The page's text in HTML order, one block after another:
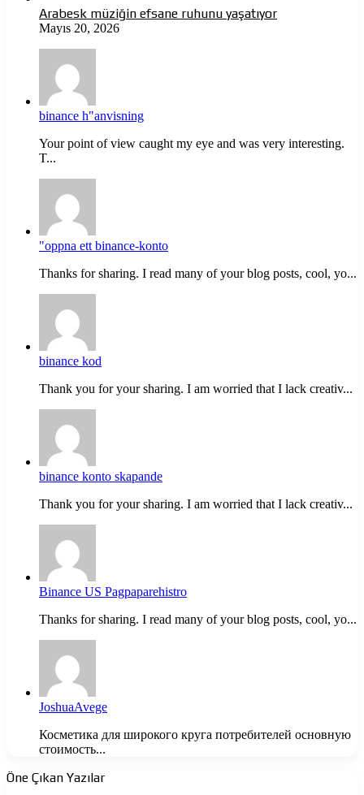
Arabesk müziğin efsane ruhunu yaşatıyor
Mayıs 20, 2026
binance h"anvisning
Your point of view caught my eye and was very interesting.
T...
"oppna ett binance-konto
Thanks for sharing. I read many of your blog posts, cool, yo...
binance kod
Thank you for your sharing. I am worried that I lack creativ...
binance konto skapande
Thank you for your sharing. I am worried that I lack creativ...
Binance US Pagpaparehistro
Thanks for sharing. I read many of your blog posts, cool, yo...
JoshuaAvege
Косметика для широкого круга потребителей основную
стоимость...
Öne Çıkan Yazılar